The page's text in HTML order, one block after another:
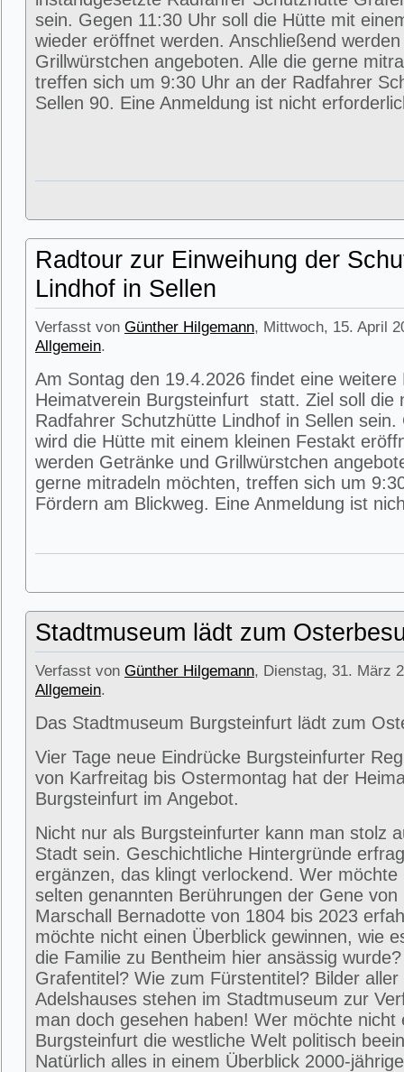
sein. Gegen 11:30 Uhr soll die Hütte mit
wieder eröffnet werden. Anschließend
Grillwürstchen angeboten. Alle die gerne
treffen sich um 9:30 Uhr an der Radfahrer
Sellen 90. Eine Anmeldung ist nicht
Radtour zur Einweihung der
Lindhof in Sellen
Verfasst von Günther Hilgemann, Mittwoch, 15. April
Allgemein.
Am Sontag den 19.4.2026 findet eine weitere
Heimatverein Burgsteinfurt statt. Ziel soll die
Radfahrer Schutzhütte Lindhof in Sellen sein.
wird die Hütte mit einem kleinen Festakt
werden Getränke und Grillwürstchen
gerne mitradeln möchten, treffen sich um
Fördern am Blickweg. Eine Anmeldung ist
Stadtmuseum lädt zum
Verfasst von Günther Hilgemann, Dienstag, 31. März
Allgemein.
Das Stadtmuseum Burgsteinfurt lädt zum
Vier Tage neue Eindrücke Burgsteinfurter
von Karfreitag bis Ostermontag hat der
Burgsteinfurt im Angebot.
Nicht nur als Burgsteinfurter kann man stolz
Stadt sein. Geschichtliche Hintergründe
ergänzen, das klingt verlockend. Wer möchte
selten genannten Berührungen der Gene von
Marschall Bernadotte von 1804 bis 2023
möchte nicht einen Überblick gewinnen, wie
die Familie zu Bentheim hier ansässig
Grafentitel? Wie zum Fürstentitel? Bilder
Adelshauses stehen im Stadtmuseum zur
man doch gesehen haben! Wer möchte nicht
Burgsteinfurt die westliche Welt politisch
Natürlich alles in einem Überblick 2000-